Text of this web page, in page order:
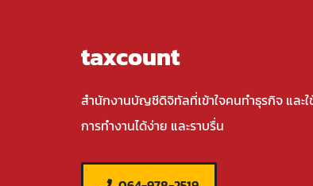
taxcount
สำนักงานบัญชีดิจิทัลที่เข้าใจคนทำธุรกิจ และ
การทำงานได้ง่าย และราบรื่น